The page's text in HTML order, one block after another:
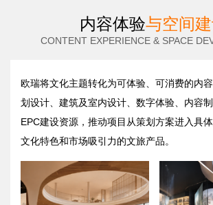
内容体验与空间
CONTENT EXPERIENCE & SPACE
欧瑞将文化主题转化为可体验、可消费的内
划设计、建筑及室内设计、数字体验、内容
EPC建设资源，推动项目从策划方案进入具
文化特色和市场吸引力的文旅产品。